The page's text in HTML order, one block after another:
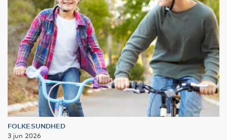
FOLKESUNDHED
3 jun 2026